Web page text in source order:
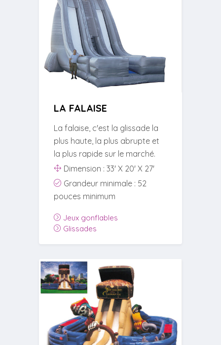
LA FALAISE
La falaise, c'est la glissade la
plus haute, la plus abrupte et
la plus rapide sur le marché.
Dimension : 33' X 20' X 27'
Grandeur minimale : 52
pouces minimum
Jeux gonflables
Glissades